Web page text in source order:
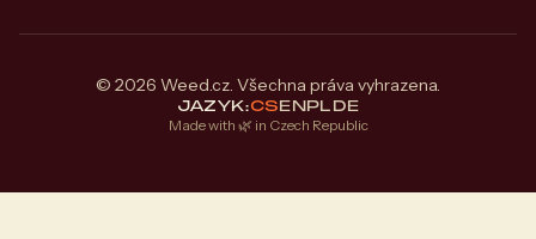
© 2026 Weed.cz. Všechna práva vyhrazena.
JAZYK:CSENPLDE
Made with 🌿 in Czech Republic